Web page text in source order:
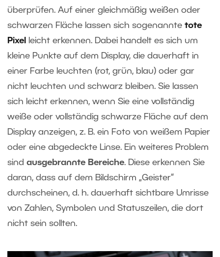
überprüfen. Auf einer gleichmäßig weißen oder
schwarzen Fläche lassen sich sogenannte tote
Pixel
leicht erkennen. Dabei handelt es sich um
kleine Punkte auf dem Display, die dauerhaft in
einer Farbe leuchten (rot, grün, blau) oder gar
nicht leuchten und schwarz bleiben. Sie lassen
sich leicht erkennen, wenn Sie eine vollständig
weiße oder vollständig schwarze Fläche auf dem
Display anzeigen, z. B. ein Foto von weißem Papier
oder eine abgedeckte Linse. Ein weiteres Problem
sind ausgebrannte Bereiche. Diese erkennen Sie
daran, dass auf dem Bildschirm „Geister“
durchscheinen, d. h. dauerhaft sichtbare Umrisse
von Zahlen, Symbolen und Statuszeilen, die dort
nicht sein sollten.